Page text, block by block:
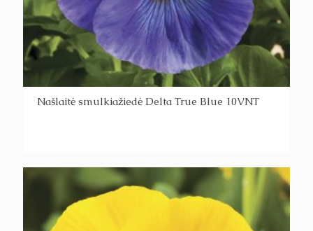
Našlaitė smulkiažiedė Delta True Blue 10VNT